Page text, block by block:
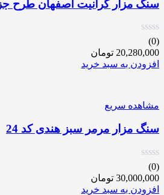
سنگ مزار گرانیت اصفهان طرح
(0)
20,280,000 تومان
افزودن به سبد خرید
مشاهده سریع
سنگ مزار مرمر سبز هندی کد 24
(0)
30,000,000 تومان
افزودن به سبد خرید